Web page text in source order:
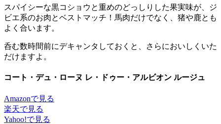
スパイシーな黒コショウと重めのどっしりした果実味が、ジ
ビエ系のお肉とベストマッチ！馬肉だけでなく、猪や鹿とも
よく合います。
呑む数時間前にデキャンタしておくと、さらにおいしくいた
だけますよ。
コート・デュ・ローヌ レ・ドゥー・アルビオン ルージュ
Amazonで見る
楽天で見る
Yahoo!で見る